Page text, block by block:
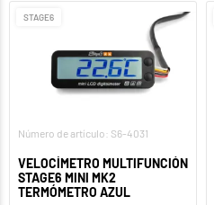
STAGE6
Número de artículo: S6-4031
VELOCÍMETRO MULTIFUNCIÓN
STAGE6 MINI MK2
TERMÓMETRO AZUL